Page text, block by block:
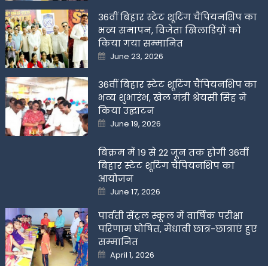
36वीं बिहार स्टेट शूटिंग चैंपियनशिप का
भव्य समापन, विजेता खिलाडिय़ों को
किया गया सम्मानित
Posted
on
June 23, 2026
36वीं बिहार स्टेट शूटिंग चैंपियनशिप का
भव्य शुभारंभ, खेल मंत्री श्रेयसी सिंह ने
किया उद्घाटन
Posted
on
June 19, 2026
बिक्रम में 19 से 22 जून तक होगी 36वीं
बिहार स्टेट शूटिंग चैंपियनशिप का
आयोजन
Posted
on
June 17, 2026
पार्वती सेंट्रल स्कूल में वार्षिक परीक्षा
परिणाम घोषित, मेधावी छात्र-छात्राएं हुए
सम्मानित
Posted
on
April 1, 2026